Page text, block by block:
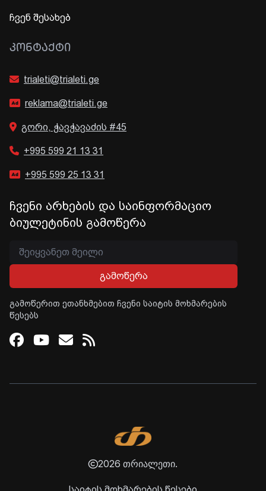
ჩვენ შესახებ
ᲙᲝᲜᲢᲐᲥᲢᲘ
trialeti@trialeti.ge
reklama@trialeti.ge
გორი, ჭავჭავაძის #45
+995 599 21 13 31
+995 599 25 13 31
ჩვენი არხების და საინფორმაციო
ბიულეტინის გამოწერა
გამოწერა
გამოწერით ეთანხმებით ჩვენი საიტის მოხმარების
წესებს
Facebook
Youtube
Email
RSS
2026 თრიალეთი.